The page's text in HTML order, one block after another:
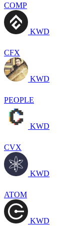
COMP
KWD
CFX
KWD
PEOPLE
KWD
CVX
KWD
ATOM
KWD